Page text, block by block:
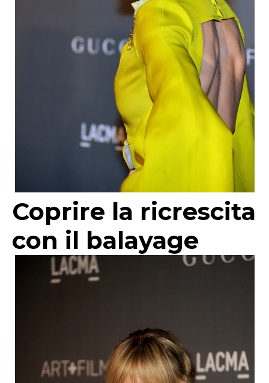
Coprire la ricrescita
con il balayage